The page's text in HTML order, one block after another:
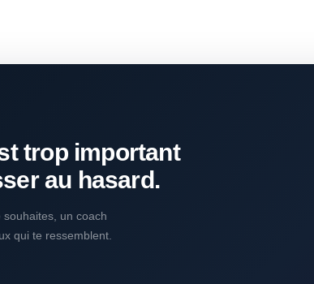
trop important
au hasard.
un coach
qui te ressemblent.